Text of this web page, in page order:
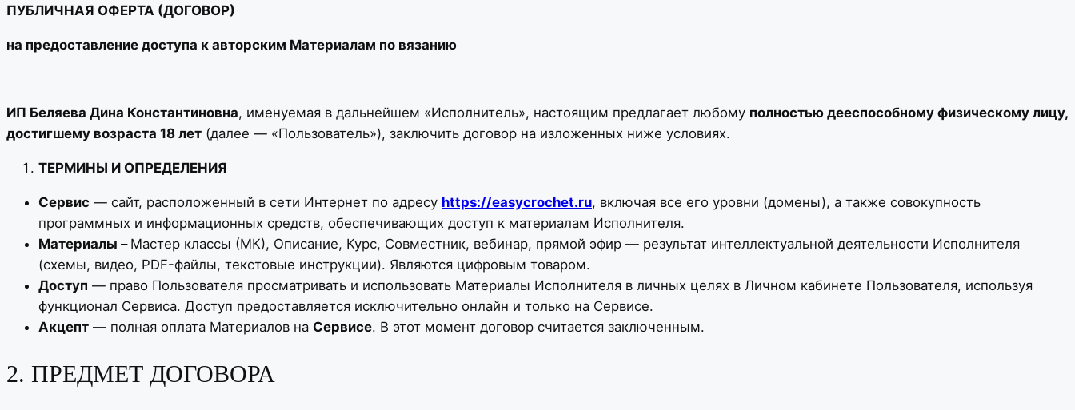
ПУБЛИЧНАЯ ОФЕРТА (ДОГОВОР)
на предоставление доступа к авторским Материалам по вязанию
ИП Беляева Дина Константиновна, именуемая в дальнейшем «Исполнитель», настоящим предлагает любому полностью дееспособному физическому лицу,
достигшему возраста 18 лет (далее — «Пользователь»), заключить договор на изложенных ниже условиях.
ТЕРМИНЫ И ОПРЕДЕЛЕНИЯ
Сервис — сайт, расположенный в сети Интернет по адресу https://easycrochet.ru, включая все его уровни (домены), а также совокупность
программных и информационных средств, обеспечивающих доступ к материалам Исполнителя.
Материалы – Мастер классы (МК), Описание, Курс, Совместник, вебинар, прямой эфир — результат интеллектуальной деятельности Исполнителя
(схемы, видео, PDF-файлы, текстовые инструкции). Являются цифровым товаром.
Доступ — право Пользователя просматривать и использовать Материалы Исполнителя в личных целях в Личном кабинете Пользователя, используя
функционал Сервиса. Доступ предоставляется исключительно онлайн и только на Сервисе.
Акцепт — полная оплата Материалов на Сервисе. В этот момент договор считается заключенным.
2. ПРЕДМЕТ ДОГОВОРА